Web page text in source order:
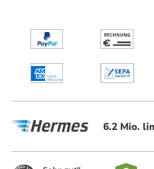
6.2 Mio.